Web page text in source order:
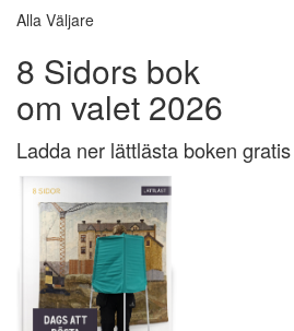
Alla Väljare
8 Sidors bok
om valet 2026
Ladda ner lättlästa boken gratis